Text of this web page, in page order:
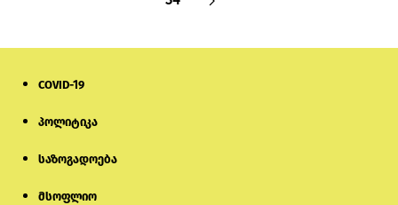
COVID-19
პოლიტიკა
საზოგადოება
მსოფლიო